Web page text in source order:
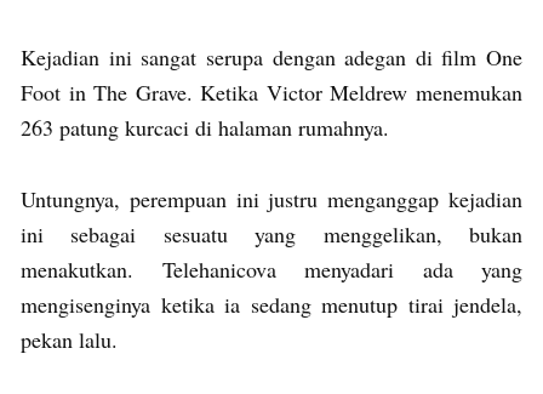
Kejadian ini sangat serupa dengan adegan di film One
Foot in The Grave. Ketika Victor Meldrew menemukan
263 patung kurcaci di halaman rumahnya.
Untungnya, perempuan ini justru menganggap kejadian
ini sebagai sesuatu yang menggelikan, bukan
menakutkan. Telehanicova menyadari ada yang
mengisenginya ketika ia sedang menutup tirai jendela,
pekan lalu.